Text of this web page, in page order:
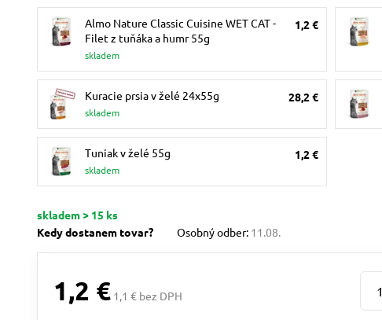
Almo Nature Classic Cuisine WET CAT -
Filet z tuňáka a humr 55g
skladem
1,2 €
Kuracie prsia v želé 24x55g
skladem
28,2 €
Tuniak v želé 55g
skladem
1,2 €
skladem > 15 ks
Kedy dostanem tovar?
Osobný odber: 11.08.
1,2 € 1,1 € bez DPH